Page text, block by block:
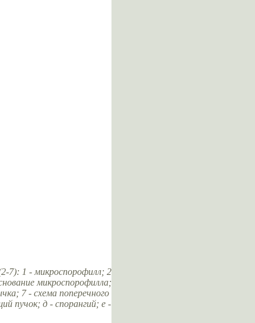
7): 1 - микроспорофилл; 2
микроспорофилла;
7 - схема поперечного
пучок; д - спорангий; е -